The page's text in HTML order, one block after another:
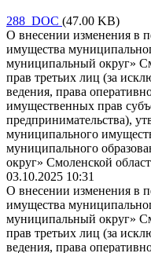
288 DOC (47.00 KB)
О внесении изменения в
имущества
муниципальный округ»
прав третьих лиц (за
ведения, права
имущественных прав
предпринимательства),
муниципального
муниципального
округ» Смоленской
03.10.2025 10:31
О внесении изменения в
имущества
муниципальный округ»
прав третьих лиц (за
ведения, права